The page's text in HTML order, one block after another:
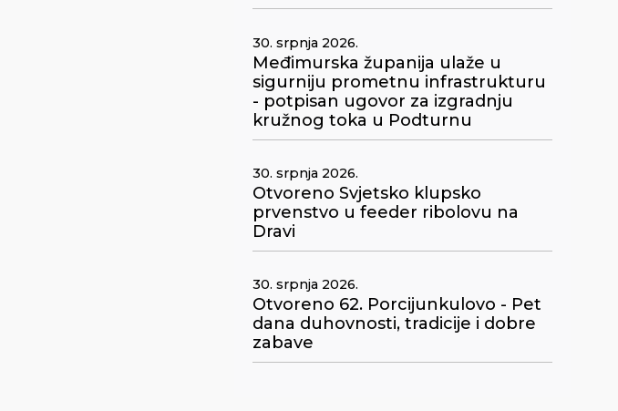
30. srpnja 2026.
Međimurska županija ulaže u
sigurniju prometnu infrastrukturu
- potpisan ugovor za izgradnju
kružnog toka u Podturnu
30. srpnja 2026.
Otvoreno Svjetsko klupsko
prvenstvo u feeder ribolovu na
Dravi
30. srpnja 2026.
Otvoreno 62. Porcijunkulovo - Pet
dana duhovnosti, tradicije i dobre
zabave